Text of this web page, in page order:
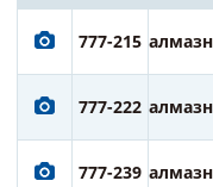
777-215
777-222
777-239